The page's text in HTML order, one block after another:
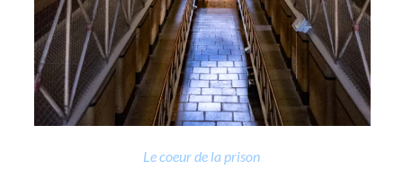
Le coeur de la prison